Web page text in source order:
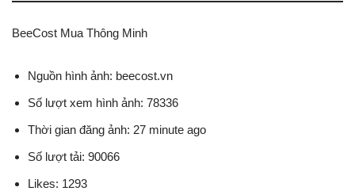
BeeCost Mua Thông Minh
Nguồn hình ảnh: beecost.vn
Số lượt xem hình ảnh: 78336
Thời gian đăng ảnh: 27 minute ago
Số lượt tải: 90066
Likes: 1293